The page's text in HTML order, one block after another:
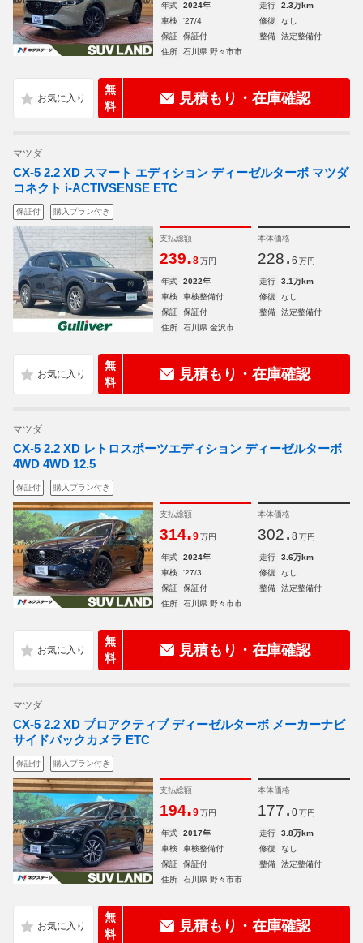
年式 2024年 走行
2.3万km
車検
'27/4 修復
なし
保証
保証付 整備
法定整備付
住所
石川県 野々市市
無
料
見積もり・在庫確認
マツダ
CX-5 2.2 XD スマート エディション ディーゼルターボ マツダ
コネクト i‐ACTIVSENSE ETC
保証付 購入プラン付き
支払総額
239.8 万円
本体価格
228. 6 万円
年式 2022年 走行
3.1万km
車検
車検整備付 修復
なし
保証
保証付 整備
法定整備付
住所
石川県 金沢市
無
料
見積もり・在庫確認
マツダ
CX-5 2.2 XD レトロスポーツエディション ディーゼルターボ
4WD 4WD 12.5
保証付 購入プラン付き
支払総額
314.9 万円
本体価格
302. 8 万円
年式 2024年 走行
3.6万km
車検
'27/3 修復
なし
保証
保証付 整備
法定整備付
住所
石川県 野々市市
無
料
見積もり・在庫確認
マツダ
CX-5 2.2 XD プロアクティブ ディーゼルターボ メーカーナビ
サイドバックカメラ ETC
保証付 購入プラン付き
支払総額
194.9 万円
本体価格
177. 0 万円
年式 2017年 走行
3.8万km
車検
車検整備付 修復
なし
保証
保証付 整備
法定整備付
住所
石川県 野々市市
無
料
見積もり・在庫確認